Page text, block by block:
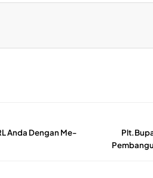
Anda Dengan Me-